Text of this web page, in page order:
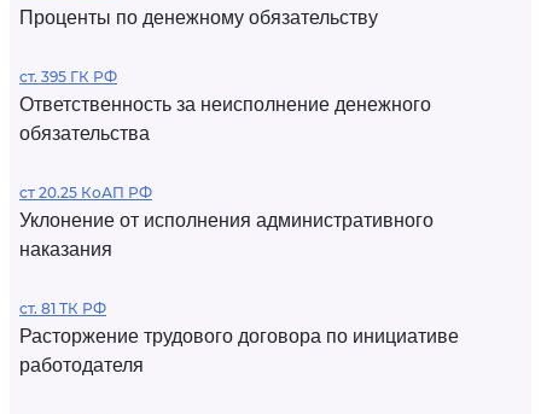
Проценты по денежному обязательству
ст. 395 ГК РФ
Ответственность за неисполнение денежного
обязательства
ст 20.25 КоАП РФ
Уклонение от исполнения административного
наказания
ст. 81 ТК РФ
Расторжение трудового договора по инициативе
работодателя